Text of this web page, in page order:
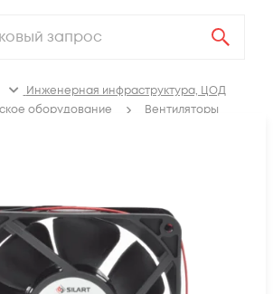
Инженерная инфраструктура, ЦОД
оборудование
Вентиляторы